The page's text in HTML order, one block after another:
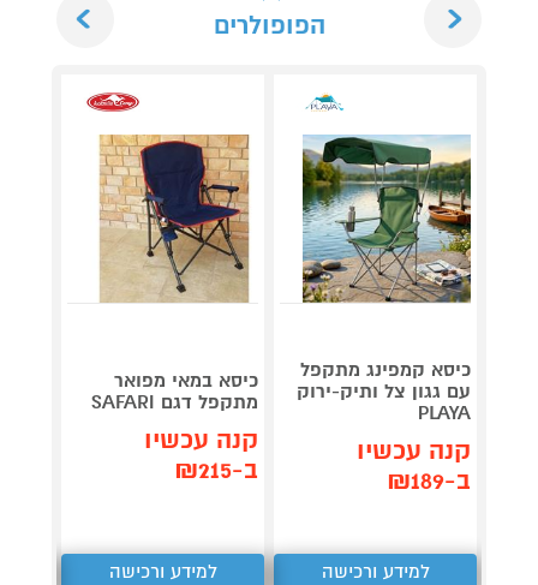
הפופולרים
כיסא קמפינג מתקפל
עם גגון צל ותיק-ירוק
PLAYA
קנה עכשיו
ב-₪189
למידע ורכישה
כיסא במאי מפואר
מתקפל דגם SAFARI
קנה עכשיו
ב-₪215
למידע ורכישה